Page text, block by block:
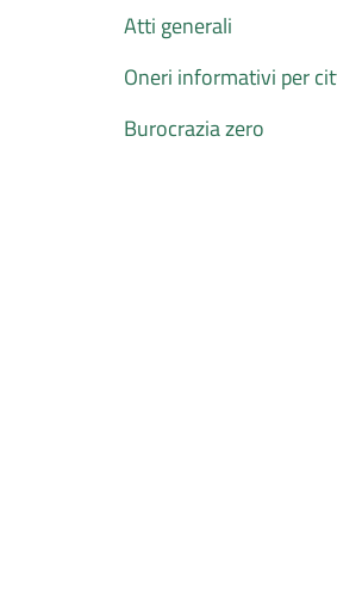
Atti generali
Oneri informativi per
Burocrazia zero